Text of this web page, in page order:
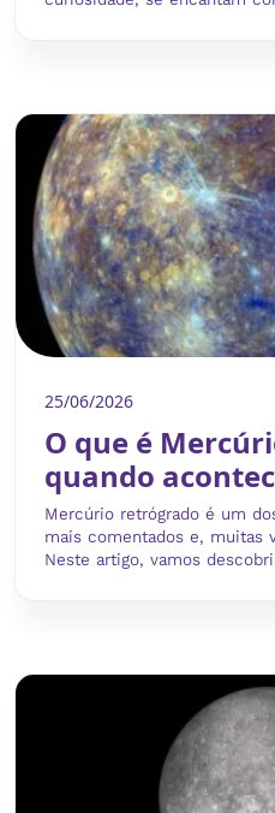
25/06/2026
O que é
quando
Mercúrio retrógrado é um
mais comentados e, muitas
Neste artigo, vamos